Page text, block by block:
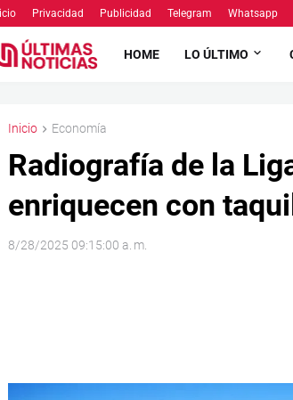
Privacidad Publicidad Telegram Whatsapp
HOME LO ÚLTIMO
Inicio Economía
Radiografía de la
enriquecen con
8/28/2025 09:15:00 a. m.